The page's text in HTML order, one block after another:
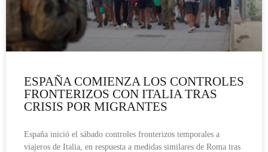
ESPAÑA COMIENZA LOS CONTROLES
FRONTERIZOS CON ITALIA TRAS
CRISIS POR MIGRANTES
España inició el sábado controles fronterizos temporales a
viajeros de Italia, en respuesta a medidas similares de Roma tras